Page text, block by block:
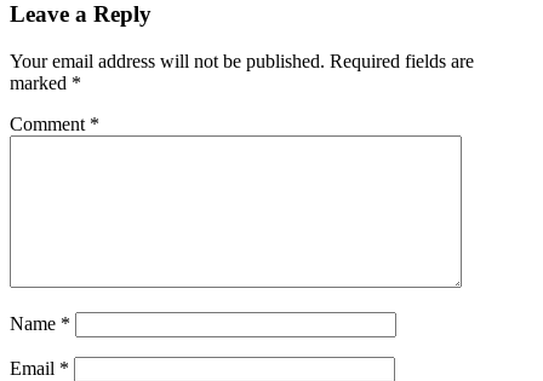
Leave a Reply
Your email address will not be published. Required fields are
marked *
Comment *
Name *
Email *